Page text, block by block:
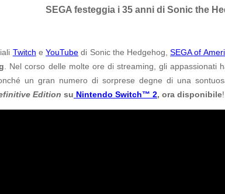
SEGA festeggia i 35 anni di Sonic the
Twitch eYouTube di Sonic the Hedgehog,SEGA of
. Nel corso delle molte ore di streaming, gli
un gran numero di sorprese degne di una
Edition su Nintendo Switch™ 2, ora disponibile!